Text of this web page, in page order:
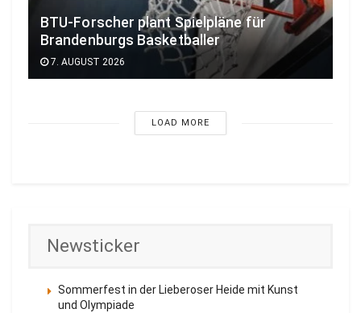
BTU-Forscher plant Spielpläne für
Brandenburgs Basketballer
7. AUGUST 2026
LOAD MORE
Newsticker
Sommerfest in der Lieberoser Heide mit Kunst
und Olympiade